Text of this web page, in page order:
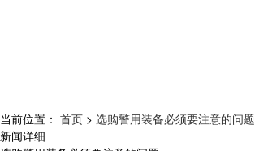
当前位置： 首页 > 选购警用装备必须要注意的问题
新闻详细